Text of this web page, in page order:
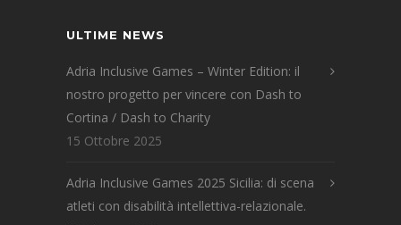
ULTIME NEWS
Adria Inclusive Games – Winter Edition: il
nostro progetto per vincere con Dash to
Cortina / Dash to Charity
15 Ottobre 2025
Adria Inclusive Games 2025 Sicilia: di scena
atleti con disabilità intellettiva-relazionale.